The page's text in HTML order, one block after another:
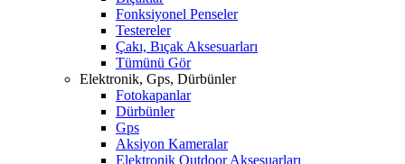
Fonksiyonel Penseler
Testereler
Çakı, Bıçak Aksesuarları
Tümünü Gör
Elektronik, Gps, Dürbünler
Fotokapanlar
Dürbünler
Gps
Aksiyon Kameralar
Elektronik Outdoor Aksesuarları